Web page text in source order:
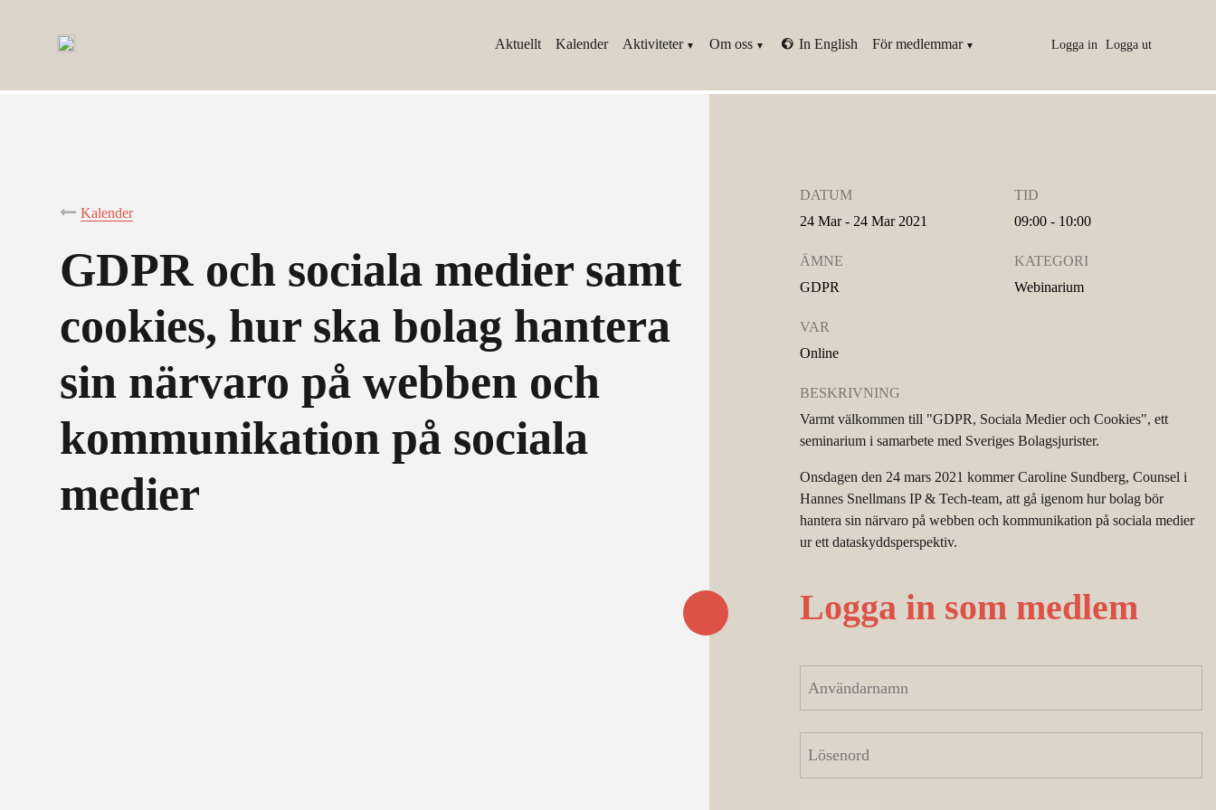
Aktuellt Kalender Aktiviteter Om oss In English För medlemmar Logga in Logga ut
Kalender
GDPR och sociala medier samt
cookies, hur ska bolag hantera
sin närvaro på webben och
kommunikation på sociala
medier
DATUM
24 Mar - 24 Mar 2021
TID
09:00 - 10:00
ÄMNE
GDPR
KATEGORI
Webinarium
VAR
Online
BESKRIVNING
Varmt välkommen till "GDPR, Sociala Medier och Cookies", ett
seminarium i samarbete med Sveriges Bolagsjurister.
Onsdagen den 24 mars 2021 kommer Caroline Sundberg, Counsel i
Hannes Snellmans IP & Tech-team, att gå igenom hur bolag bör
hantera sin närvaro på webben och kommunikation på sociala medier
ur ett dataskyddsperspektiv.
Logga in som medlem